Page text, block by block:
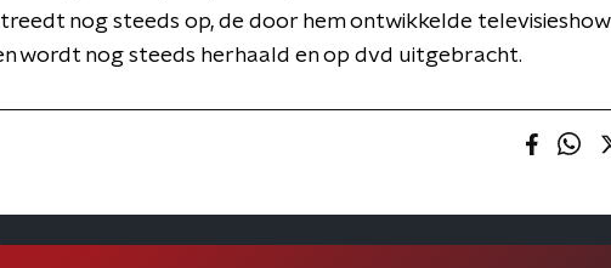
treedt nog steeds op, de door hem ontwikkelde televisieshow
wordt nog steeds herhaald en op dvd uitgebracht.